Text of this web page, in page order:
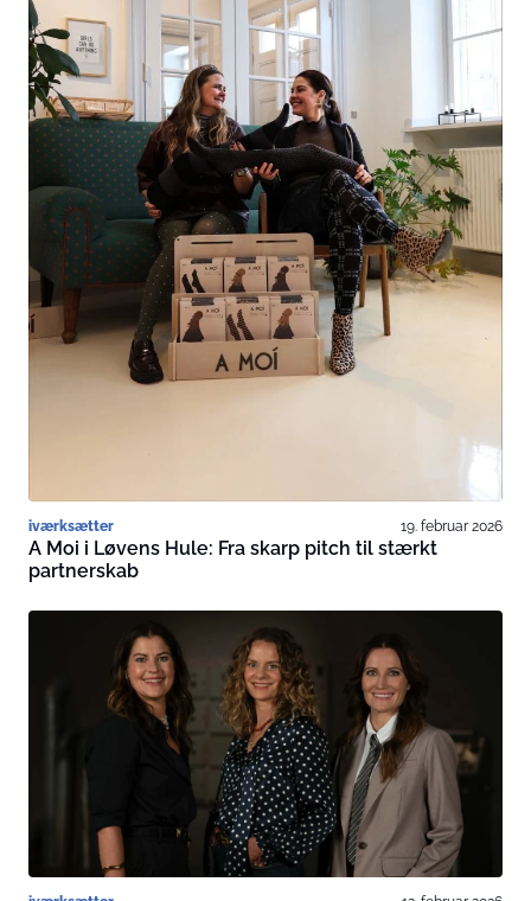
iværksætter 19. februar 2026
A Moi i Løvens Hule: Fra skarp pitch til stærkt
partnerskab